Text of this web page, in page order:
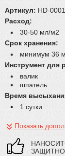
Артикул: HD-
Расход:
30-50 мл/м2
Срок хранения:
минимум 36
Инструмент для
валик
шпатель
Время
1 сутки
Показать